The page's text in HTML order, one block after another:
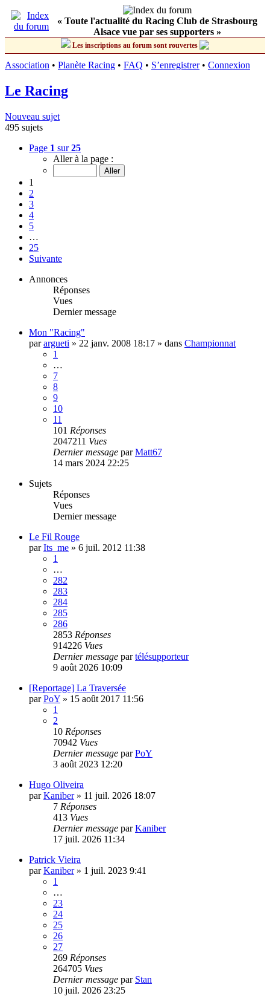
« Toute l'actualité du Racing Club de Strasbourg
Alsace vue par ses supporters »
Les inscriptions au forum sont rouvertes
Association • Planète Racing • FAQ • S’enregistrer• Connexion
Le Racing
Nouveau sujet
495 sujets
Page 1 sur25
Aller à la page :
1
2
3
4
5
…
25
Suivante
Annonces
Réponses
Vues
Dernier message
Mon "Racing"
parargueti » 22 janv. 2008 18:17 » dans Championnat
1
…
7
8
9
10
11
101 Réponses
2047211 Vues
Dernier message parMatt67
14 mars 2024 22:25
Sujets
Réponses
Vues
Dernier message
Le Fil Rouge
parIts_me » 6 juil. 2012 11:38
1
…
282
283
284
285
286
2853 Réponses
914226 Vues
Dernier message partélésupporteur
9 août 2026 10:09
[Reportage] La Traversée
parPoY » 15 août 2017 11:56
1
2
10 Réponses
70942 Vues
Dernier message parPoY
3 août 2023 12:20
Hugo Oliveira
parKaniber» 11 juil. 2026 18:07
7 Réponses
413 Vues
Dernier message parKaniber
17 juil. 2026 11:34
Patrick Vieira
parKaniber» 1 juil. 2023 9:41
1
…
23
24
25
26
27
269 Réponses
264705 Vues
Dernier message par Stan
10 juil. 2026 23:25